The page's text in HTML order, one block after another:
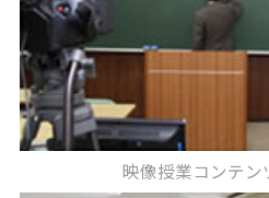
映像授業コンテン